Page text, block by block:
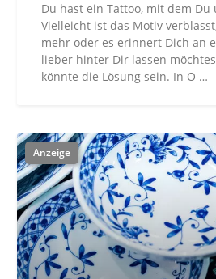
Du hast ein Tattoo, mit dem
Vielleicht ist das Motiv
mehr oder es erinnert Dich an
lieber hinter Dir lassen
könnte die Lösung sein. In O …